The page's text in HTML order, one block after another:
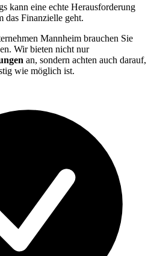
kann eine echte Herausforderung
das Finanzielle geht.
Mannheim brauchen Sie
Wir bieten nicht nur
an, sondern achten auch darauf,
wie möglich ist.